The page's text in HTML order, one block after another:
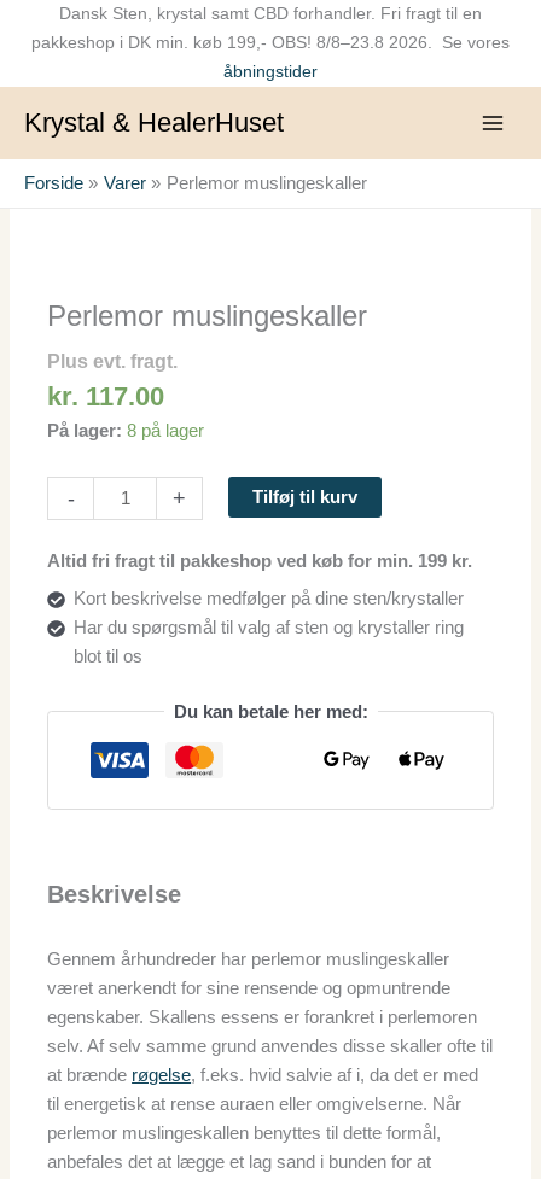
Dansk Sten, krystal samt CBD forhandler. Fri fragt til en
pakkeshop i DK min. køb 199,- OBS! 8/8–23.8 2026. Se vores
åbningstider
Krystal & HealerHuset
Forside Varer Perlemor muslingeskaller
Perlemor muslingeskaller
Plus evt. fragt.
kr. 117.00
På lager: 8 på lager
-
antal
+ Tilføj til kurv
Altid fri fragt til pakkeshop ved køb for min. 199 kr.
Kort beskrivelse medfølger på dine sten/krystaller
Har du spørgsmål til valg af sten og krystaller ring
blot til os
Du kan betale her med:
Beskrivelse
Gennem århundreder har perlemor muslingeskaller
været anerkendt for sine rensende og opmuntrende
egenskaber. Skallens essens er forankret i perlemoren
selv. Af selv samme grund anvendes disse skaller ofte til
at brænde røgelse, f.eks. hvid salvie af i, da det er med
til energetisk at rense auraen eller omgivelserne. Når
perlemor muslingeskallen benyttes til dette formål,
anbefales det at lægge et lag sand i bunden for at